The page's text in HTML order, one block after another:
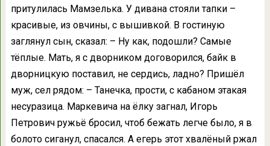
притулилась Мамзелька. У дивана стояли тапки –
красивые, из овчины, с вышивкой. В гостиную
заглянул сын, сказал: – Ну как, подошли? Самые
тёплые. Мать, я с дворником договорился, байк в
дворницкую поставил, не сердись, ладно? Пришёл
муж, сел рядом: – Танечка, прости, с кабаном этакая
несуразица. Маркевича на ёлку загнал, Игорь
Петрович ружьё бросил, чтоб бежать легче было, я в
болото сиганул, спасался. А егерь этот хвалёный ржал